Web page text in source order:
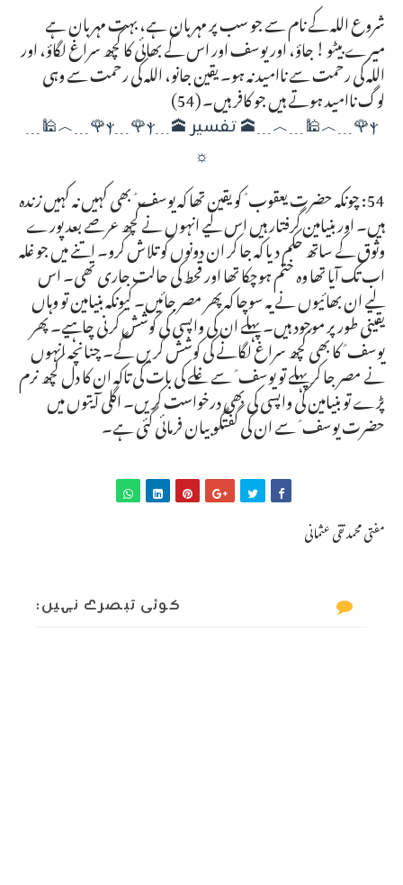
شروع اللہ کے نام سے جو سب پر مہربان ہے، بہت مہربان ہے
میرے بیٹو ! جاؤ، اور یوسف اور اس کے بھائی کا کچھ سراغ لگاؤ، اور
اللہ کی رحمت سے ناامید نہ ہو۔ یقین جانو، اللہ کی رحمت سے وہی
لوگ ناامید ہوتے ہیں جو کافر ہیں۔ (54)
ⲯ🌹﹍︿🕌﹍︿﹍🕋 تفسیر 🕋﹍ⲯ﹍🌹ⲯ🌹﹍︿🕌﹍
☼
54: چونکہ حضرت یعقوب ؑ کو یقین تھا کہ یوسف ؑ بھی کہیں نہ کہیں زندہ
ہیں۔ اور بنیامین گرفتار ہیں اس لیے انہوں نے کچھ عرصے بعد پورے
وثوق کے ساتھ حکم دیا کہ جا کر ان دونوں کو تلاش کرو۔ اتنے میں جو غلہ
اب تک آیا تھا وہ ختم ہوچکا تھا اور قحط کی حالت جاری تھی۔ اس
لیے ان بھائیوں نے یہ سوچا کہ پھر مصر جائیں۔ کیونکہ بنیامین تو وہاں
یقینی طور پر موجود ہیں۔ پہلے ان کی واپسی کی کوشش کرنی چاہیے۔ پھر
یوسف ؑ کا بھی کچھ سراغ لگانے کی کوشش کریں گے۔ چنانچہ انہوں
نے مصر جا کر پہلے تو یوسف ؑ سے غلے کی بات کی تاکہ ان کا دل کچھ نرم
پڑے تو بنیامین کی واپسی کی بھی درخواست کریں۔ اگلی آیتوں میں
حضرت یوسف ؑ سے ان کی گفتگو بیان فرمائی گئی ہے۔
مفتی محمد تقی عثمانی
کوئی تبصرے نہیں: